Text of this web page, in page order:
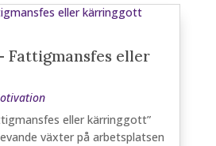
Fattigmansfes eller
eller kärringgott”
växter på arbetsplatsen